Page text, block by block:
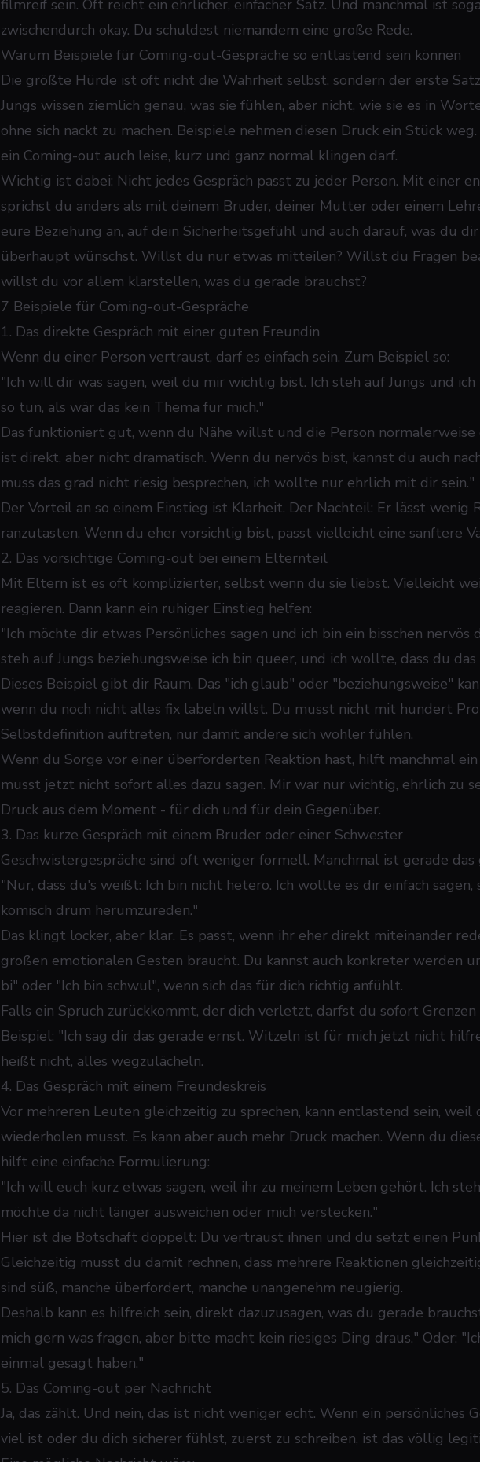
filmreif sein. Oft reicht ein ehrlicher, einfacher Satz. Und manchmal ist
zwischendurch okay. Du schuldest niemandem eine große Rede.
Warum Beispiele für Coming-out-Gespräche so entlastend sein können
Die größte Hürde ist oft nicht die Wahrheit selbst, sondern der erste
Jungs wissen ziemlich genau, was sie fühlen, aber nicht, wie sie es in
ohne sich nackt zu machen. Beispiele nehmen diesen Druck ein Stück
ein Coming-out auch leise, kurz und ganz normal klingen darf.
Wichtig ist dabei: Nicht jedes Gespräch passt zu jeder Person. Mit einer
sprichst du anders als mit deinem Bruder, deiner Mutter oder einem
eure Beziehung an, auf dein Sicherheitsgefühl und auch darauf, was du
überhaupt wünschst. Willst du nur etwas mitteilen? Willst du Fragen
willst du vor allem klarstellen, was du gerade brauchst?
7 Beispiele für Coming-out-Gespräche
1. Das direkte Gespräch mit einer guten Freundin
Wenn du einer Person vertraust, darf es einfach sein. Zum Beispiel so:
"Ich will dir was sagen, weil du mir wichtig bist. Ich steh auf Jungs und
so tun, als wär das kein Thema für mich."
Das funktioniert gut, wenn du Nähe willst und die Person normalerweise
ist direkt, aber nicht dramatisch. Wenn du nervös bist, kannst du auch
muss das grad nicht riesig besprechen, ich wollte nur ehrlich mit dir sein."
Der Vorteil an so einem Einstieg ist Klarheit. Der Nachteil: Er lässt wenig
ranzutasten. Wenn du eher vorsichtig bist, passt vielleicht eine sanftere
2. Das vorsichtige Coming-out bei einem Elternteil
Mit Eltern ist es oft komplizierter, selbst wenn du sie liebst. Vielleicht
reagieren. Dann kann ein ruhiger Einstieg helfen:
"Ich möchte dir etwas Persönliches sagen und ich bin ein bisschen nervös
steh auf Jungs beziehungsweise ich bin queer, und ich wollte, dass du
Dieses Beispiel gibt dir Raum. Das "ich glaub" oder "beziehungsweise"
wenn du noch nicht alles fix labeln willst. Du musst nicht mit hundert
Selbstdefinition auftreten, nur damit andere sich wohler fühlen.
Wenn du Sorge vor einer überforderten Reaktion hast, hilft manchmal
musst jetzt nicht sofort alles dazu sagen. Mir war nur wichtig, ehrlich zu
Druck aus dem Moment - für dich und für dein Gegenüber.
3. Das kurze Gespräch mit einem Bruder oder einer Schwester
Geschwistergespräche sind oft weniger formell. Manchmal ist gerade das
"Nur, dass du's weißt: Ich bin nicht hetero. Ich wollte es dir einfach
komisch drum herumzureden."
Das klingt locker, aber klar. Es passt, wenn ihr eher direkt miteinander
großen emotionalen Gesten braucht. Du kannst auch konkreter werden
bi" oder "Ich bin schwul", wenn sich das für dich richtig anfühlt.
Falls ein Spruch zurückkommt, der dich verletzt, darfst du sofort Grenzen
Beispiel: "Ich sag dir das gerade ernst. Witzeln ist für mich jetzt nicht
heißt nicht, alles wegzulächeln.
4. Das Gespräch mit einem Freundeskreis
Vor mehreren Leuten gleichzeitig zu sprechen, kann entlastend sein, weil
wiederholen musst. Es kann aber auch mehr Druck machen. Wenn du
hilft eine einfache Formulierung:
"Ich will euch kurz etwas sagen, weil ihr zu meinem Leben gehört. Ich
möchte da nicht länger ausweichen oder mich verstecken."
Hier ist die Botschaft doppelt: Du vertraust ihnen und du setzt einen
Gleichzeitig musst du damit rechnen, dass mehrere Reaktionen
sind süß, manche überfordert, manche unangenehm neugierig.
Deshalb kann es hilfreich sein, direkt dazuzusagen, was du gerade
mich gern was fragen, aber bitte macht kein riesiges Ding draus." Oder:
einmal gesagt haben."
5. Das Coming-out per Nachricht
Ja, das zählt. Und nein, das ist nicht weniger echt. Wenn ein persönliches
viel ist oder du dich sicherer fühlst, zuerst zu schreiben, ist das völlig